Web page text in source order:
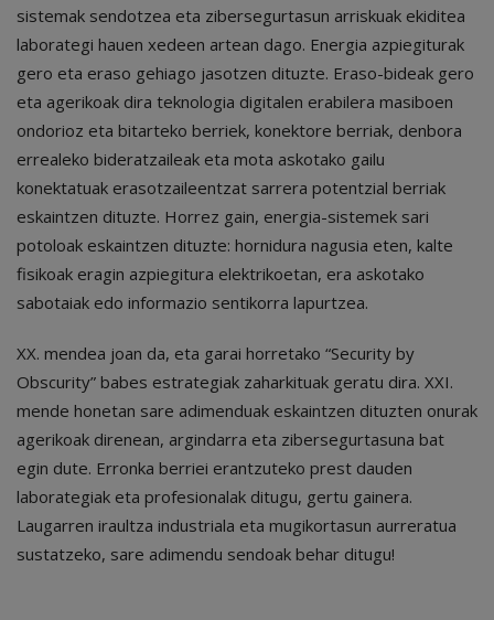
sistemak sendotzea eta zibersegurtasun arriskuak ekiditea
laborategi hauen xedeen artean dago. Energia azpiegiturak
gero eta eraso gehiago jasotzen dituzte. Eraso-bideak gero
eta agerikoak dira teknologia digitalen erabilera masiboen
ondorioz eta bitarteko berriek, konektore berriak, denbora
errealeko bideratzaileak eta mota askotako gailu
konektatuak erasotzaileentzat sarrera potentzial berriak
eskaintzen dituzte. Horrez gain, energia-sistemek sari
potoloak eskaintzen dituzte: hornidura nagusia eten, kalte
fisikoak eragin azpiegitura elektrikoetan, era askotako
sabotaiak edo informazio sentikorra lapurtzea.
XX. mendea joan da, eta garai horretako “Security by
Obscurity” babes estrategiak zaharkituak geratu dira. XXI.
mende honetan sare adimenduak eskaintzen dituzten onurak
agerikoak direnean, argindarra eta zibersegurtasuna bat
egin dute. Erronka berriei erantzuteko prest dauden
laborategiak eta profesionalak ditugu, gertu gainera.
Laugarren iraultza industriala eta mugikortasun aurreratua
sustatzeko, sare adimendu sendoak behar ditugu!